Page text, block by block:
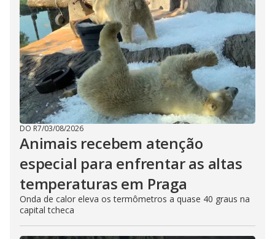
DO R7/03/08/2026
Animais recebem atenção
especial para enfrentar as altas
temperaturas em Praga
Onda de calor eleva os termômetros a quase 40 graus na
capital tcheca